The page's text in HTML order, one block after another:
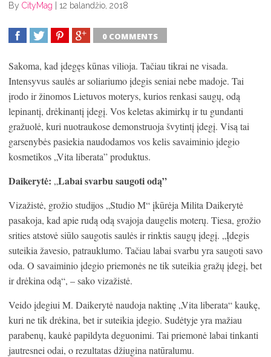
By CityMag 12 balandžio, 2018
0 COMMENTS
Sakoma, kad įdegęs kūnas vilioja. Tačiau tikrai ne visada.
Intensyvus saulės ar soliariumo įdegis seniai nebe madoje. Tai
įrodo ir žinomos Lietuvos moterys, kurios renkasi saugų, odą
lepinantį, drėkinantį įdegį. Vos keletas akimirkų ir tu gundanti
gražuolė, kuri nuotraukose demonstruoja švytintį įdegį. Visą tai
garsenybės pasiekia naudodamos vos kelis savaiminio įdegio
kosmetikos „Vita liberata” produktus.
Daikerytė: „Labai svarbu saugoti odą”
Vizažistė, grožio studijos „Studio M“ įkūrėja Milita Daikerytė
pasakoja, kad apie rudą odą svajoja daugelis moterų. Tiesa, grožio
srities atstovė siūlo saugotis saulės ir rinktis saugų įdegį. „Įdegis
suteikia žavesio, patrauklumo. Tačiau labai svarbu yra saugoti savo
oda. O savaiminio įdegio priemonės ne tik suteikia gražų įdegį, bet
ir drėkina odą“, – sako vizažistė.
Veido įdegiui M. Daikerytė naudoja naktinę „Vita liberata“ kaukę,
kuri ne tik drėkina, bet ir suteikia įdegio. Sudėtyje yra mažiau
parabenų, kaukė papildyta deguonimi. Tai priemonė labai tinkanti
jautresnei odai, o rezultatas džiugina natūralumu.